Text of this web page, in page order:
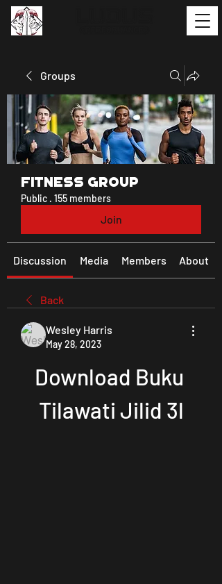
Groups
Fitness Group
Public · 155 members
Join
Discussion Media Members About
Back
Wesley Harris
May 28, 2023
Download Buku
Tilawati Jilid 3l